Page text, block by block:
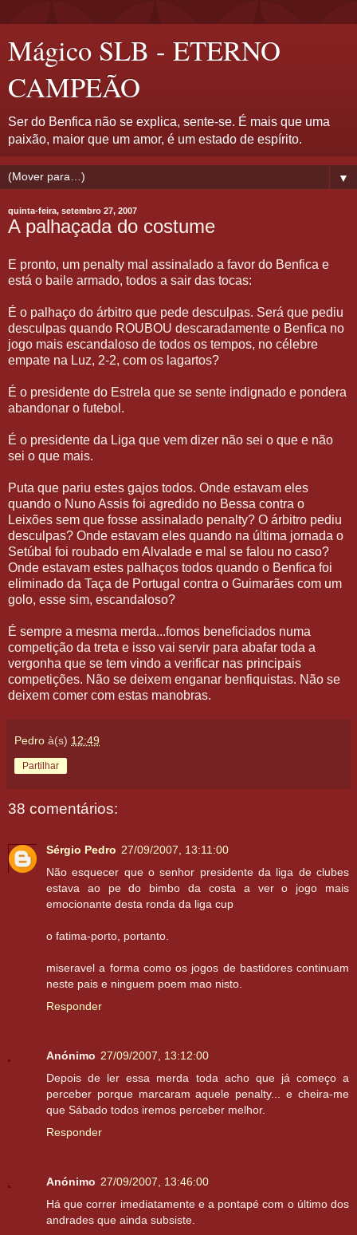
Mágico SLB - ETERNO
CAMPEÃO
Ser do Benfica não se explica, sente-se. É mais que uma
paixão, maior que um amor, é um estado de espírito.
▼
quinta-feira, setembro 27, 2007
A palhaçada do costume
E pronto, um penalty mal assinalado a favor do Benfica e
está o baile armado, todos a sair das tocas:
É o palhaço do árbitro que pede desculpas. Será que pediu
desculpas quando ROUBOU descaradamente o Benfica no
jogo mais escandaloso de todos os tempos, no célebre
empate na Luz, 2-2, com os lagartos?
É o presidente do Estrela que se sente indignado e pondera
abandonar o futebol.
É o presidente da Liga que vem dizer não sei o que e não
sei o que mais.
Puta que pariu estes gajos todos. Onde estavam eles
quando o Nuno Assis foi agredido no Bessa contra o
Leixões sem que fosse assinalado penalty? O árbitro pediu
desculpas? Onde estavam eles quando na última jornada o
Setúbal foi roubado em Alvalade e mal se falou no caso?
Onde estavam estes palhaços todos quando o Benfica foi
eliminado da Taça de Portugal contra o Guimarães com um
golo, esse sim, escandaloso?
É sempre a mesma merda...fomos beneficiados numa
competição da treta e isso vai servir para abafar toda a
vergonha que se tem vindo a verificar nas principais
competições. Não se deixem enganar benfiquistas. Não se
deixem comer com estas manobras.
Pedro à(s) 12:49
Partilhar
38 comentários:
Sérgio Pedro 27/09/2007, 13:11:00
Não esquecer que o senhor presidente da liga de clubes
estava ao pe do bimbo da costa a ver o jogo mais
emocionante desta ronda da liga cup
o fatima-porto, portanto.
miseravel a forma como os jogos de bastidores continuam
neste pais e ninguem poem mao nisto.
Responder
Anónimo 27/09/2007, 13:12:00
Depois de ler essa merda toda acho que já começo a
perceber porque marcaram aquele penalty... e cheira-me
que Sábado todos iremos perceber melhor.
Responder
Anónimo 27/09/2007, 13:46:00
Há que correr imediatamente e a pontapé com o último dos
andrades que ainda subsiste.